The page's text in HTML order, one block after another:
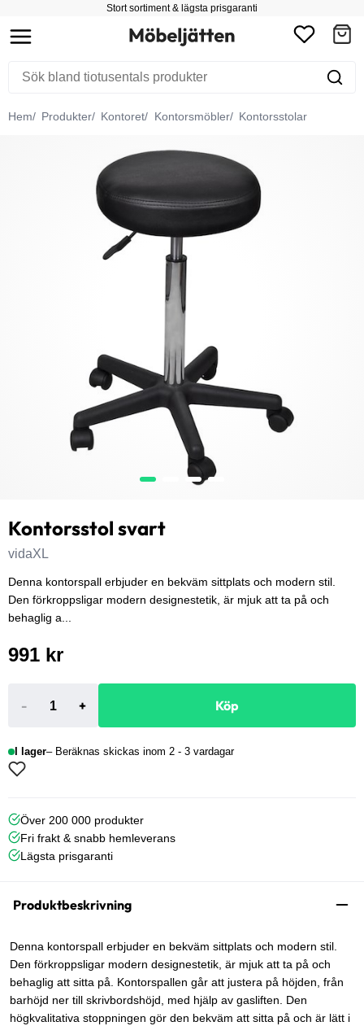
Stort sortiment & lägsta prisgaranti
Hem Produkter Kontoret Kontorsmöbler Kontorsstolar
Kontorsstol svart
vidaXL
Denna kontorspall erbjuder en bekväm sittplats och modern stil.
Den förkroppsligar modern designestetik, är mjuk att ta på och
behaglig a...
991 kr
- + Köp
I lager Beräknas skickas inom 2 - 3 vardagar
Över 200 000 produkter
Fri frakt & snabb hemleverans
Lägsta prisgaranti
Produktbeskrivning
Denna kontorspall erbjuder en bekväm sittplats och modern stil.
Den förkroppsligar modern designestetik, är mjuk att ta på och
behaglig att sitta på. Kontorspallen går att justera på höjden, från
barhöjd ner till skrivbordshöjd, med hjälp av gasliften. Den
högkvalitativa stoppningen gör den bekväm att sitta på och är lätt i